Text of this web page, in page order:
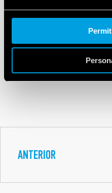
Cookie policy.
https://
/PT/RAIL7SPT.pdf
ANTERIOR